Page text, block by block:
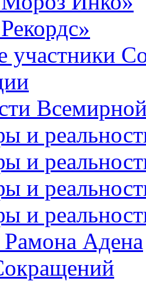
участники
и
и
и
и
Адена